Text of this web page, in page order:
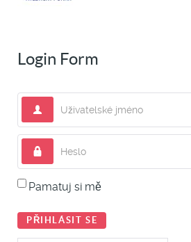
Login Form
Uživatelské jméno
Heslo
Pamatuj si mě
PŘIHLÁSIT SE